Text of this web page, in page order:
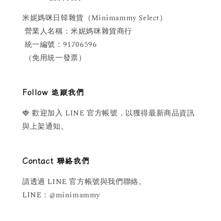
米妮媽咪日韓雜貨（Minimammy Select）
營業人名稱：米妮媽咪雜貨商行
統一編號：91706596
（免用統一發票）
Follow 追蹤我們
🍓 歡迎加入 LINE 官方帳號，以獲得最新商品資訊
與上架通知。
Contact 聯絡我們
請透過 LINE 官方帳號與我們聯絡。
LINE：@minimammy